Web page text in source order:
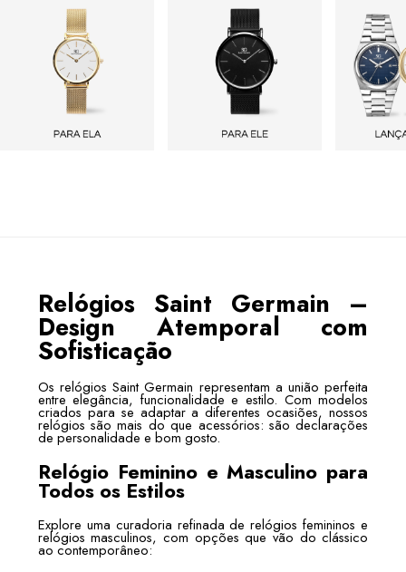
Relógios Saint Germain –
Design Atemporal com
Sofisticação
Os relógios Saint Germain representam a união perfeita
entre elegância, funcionalidade e estilo. Com modelos
criados para se adaptar a diferentes ocasiões, nossos
relógios são mais do que acessórios: são declarações
de personalidade e bom gosto.
Relógio Feminino e Masculino para
Todos os Estilos
Explore uma curadoria refinada de relógios femininos e
relógios masculinos, com opções que vão do clássico
ao contemporâneo: